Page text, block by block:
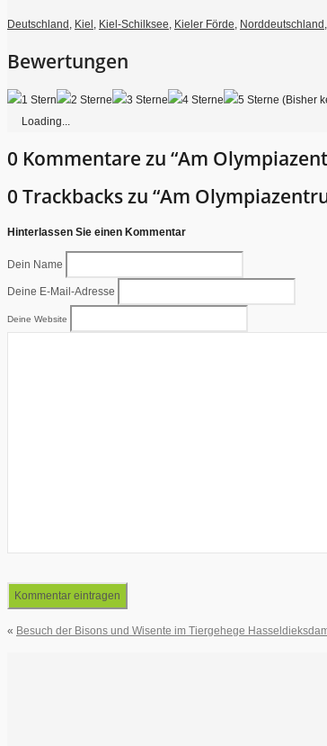
Deutschland Kiel Kiel-Schilksee Kieler Förde Norddeutschland
Bewertungen
(Bisher
Loading...
0 Kommentare zu “Am
0 Trackbacks zu “Am
Hinterlassen Sie einen Kommentar
Dein Name
Deine E-Mail-Adresse
Deine Website
« Besuch der Bisons und Wisente im Tiergehege